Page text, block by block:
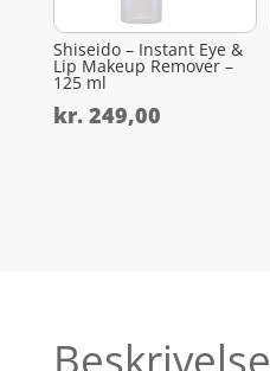
Shiseido – Instant Eye &
Lip Makeup Remover –
125 ml
kr.249,00
Beskrivelse